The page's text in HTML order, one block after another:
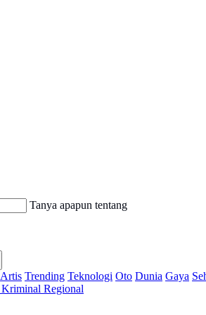
Tanya apapun tentang artikel ini...
Artis Trending Teknologi Oto Dunia Gaya
Kriminal Regional